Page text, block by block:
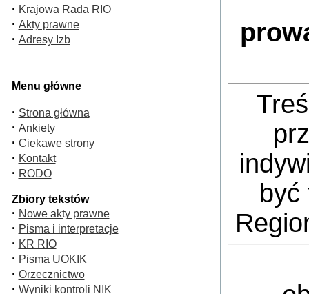
· Krajowa Rada RIO
· Akty prawne
· Adresy Izb
Menu główne
· Strona główna
· Ankiety
· Ciekawe strony
· Kontakt
· RODO
Zbiory tekstów
· Nowe akty prawne
· Pisma i interpretacje
· KR RIO
· Pisma UOKIK
· Orzecznictwo
· Wyniki kontroli NIK